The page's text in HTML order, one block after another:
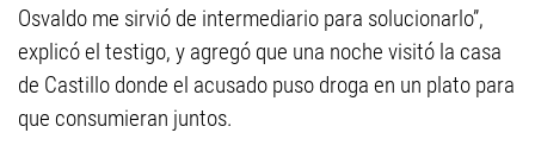
Osvaldo me sirvió de intermediario para solucionarlo”,
explicó el testigo, y agregó que una noche visitó la casa
de Castillo donde el acusado puso droga en un plato para
que consumieran juntos.